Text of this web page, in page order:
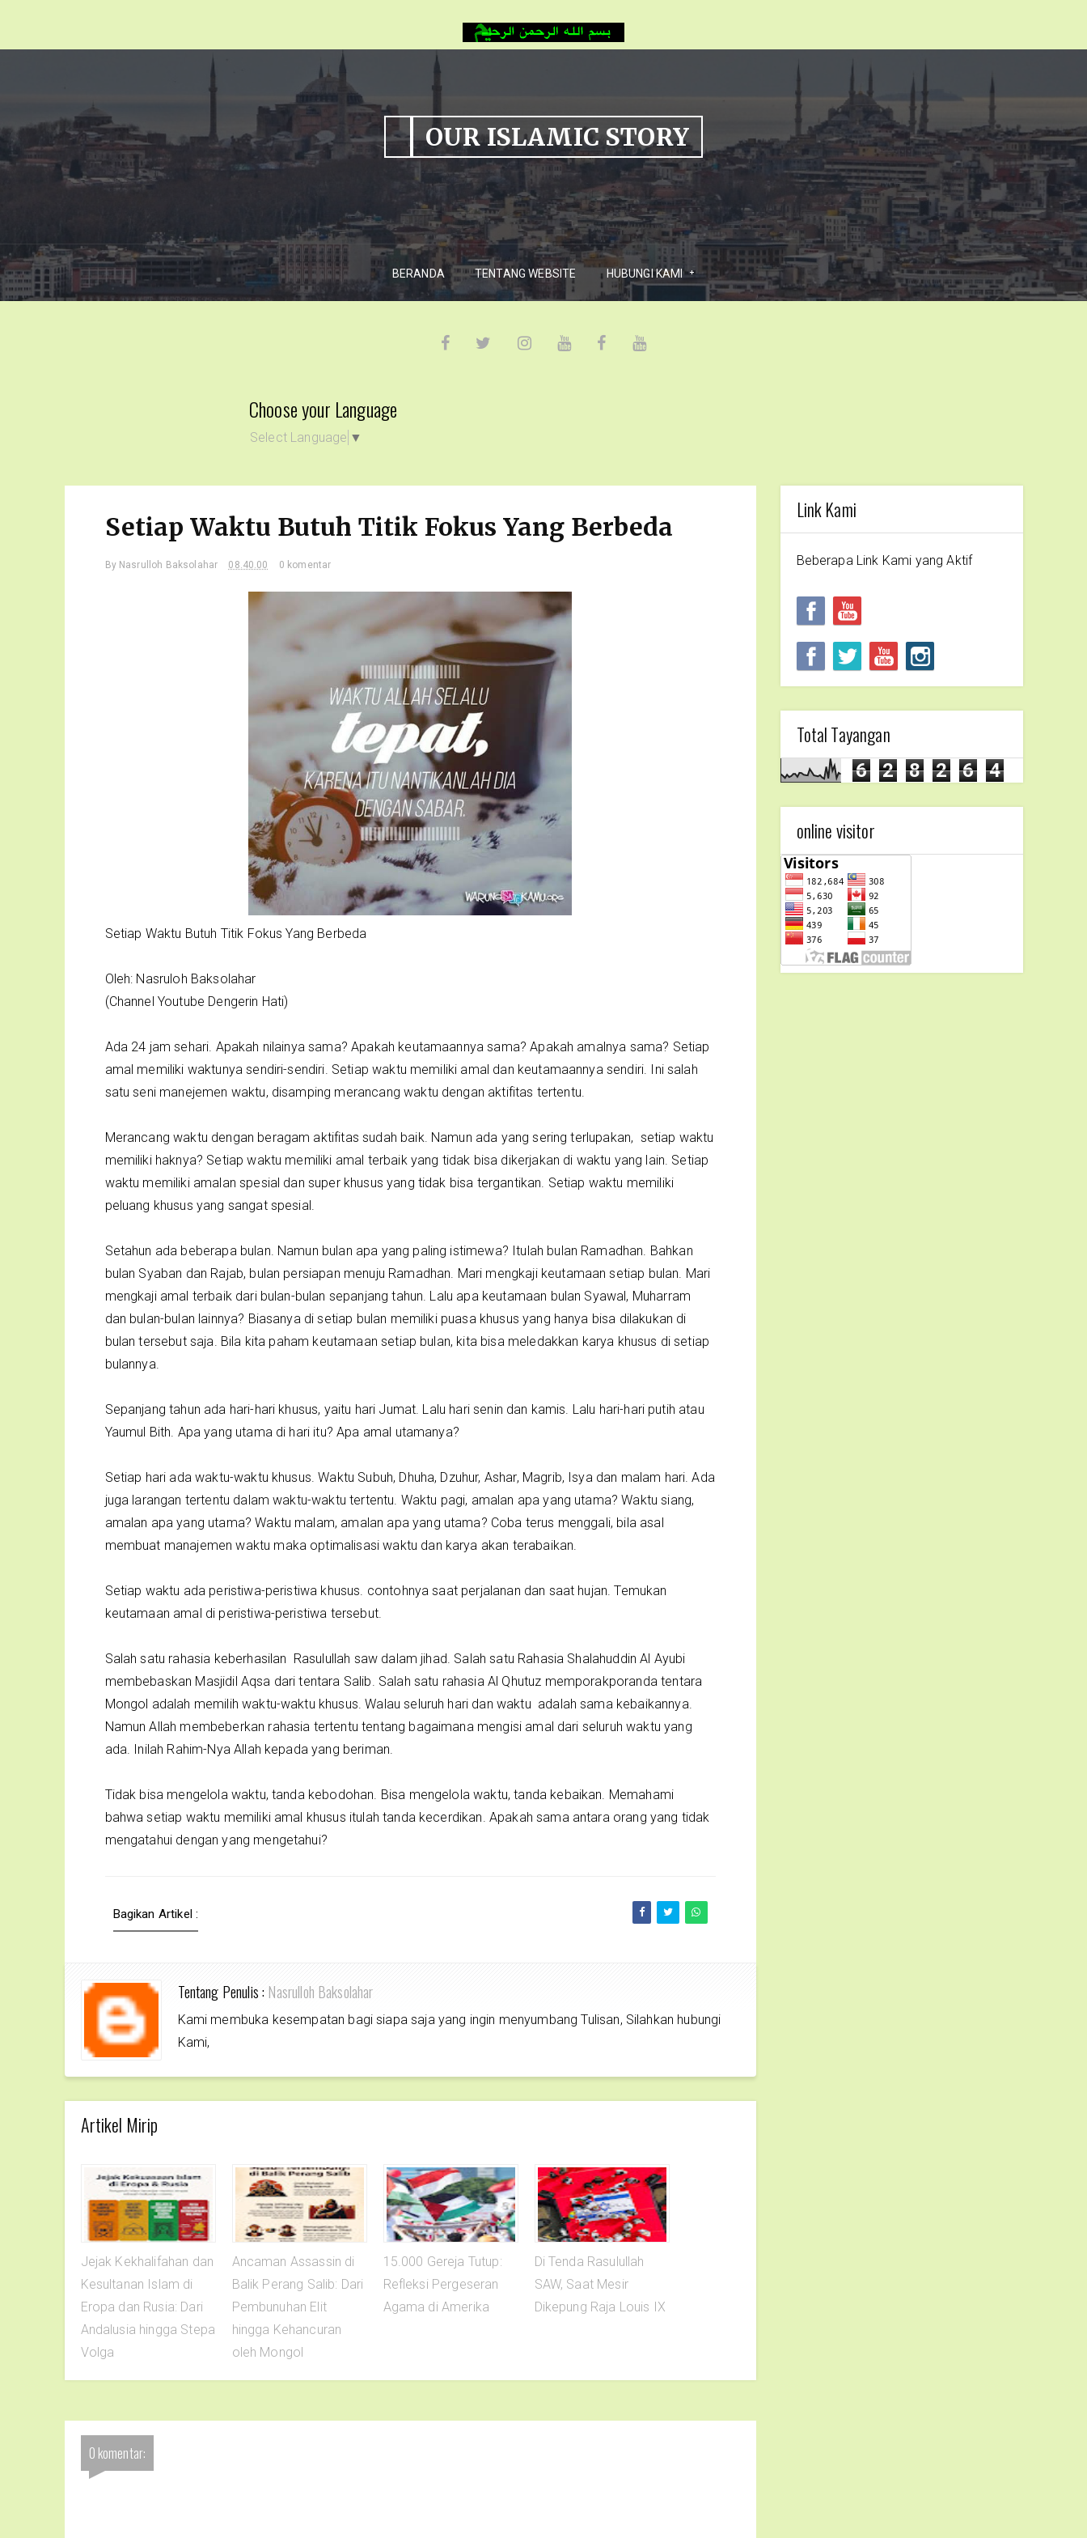
OUR ISLAMIC STORY
BERANDA TENTANG WEBSITE HUBUNGI KAMI
Choose your Language
Select Language ▼
Setiap Waktu Butuh Titik Fokus Yang Berbeda
By Nasrulloh Baksolahar 08.40.00 0 komentar
Setiap Waktu Butuh Titik Fokus Yang Berbeda
Oleh: Nasruloh Baksolahar
(Channel Youtube Dengerin Hati)
Ada 24 jam sehari. Apakah nilainya sama? Apakah keutamaannya sama? Apakah amalnya sama? Setiap
amal memiliki waktunya sendiri-sendiri. Setiap waktu memiliki amal dan keutamaannya sendiri. Ini salah
satu seni manejemen waktu, disamping merancang waktu dengan aktifitas tertentu.
Merancang waktu dengan beragam aktifitas sudah baik. Namun ada yang sering terlupakan, setiap waktu
memiliki haknya? Setiap waktu memiliki amal terbaik yang tidak bisa dikerjakan di waktu yang lain. Setiap
waktu memiliki amalan spesial dan super khusus yang tidak bisa tergantikan. Setiap waktu memiliki
peluang khusus yang sangat spesial.
Setahun ada beberapa bulan. Namun bulan apa yang paling istimewa? Itulah bulan Ramadhan. Bahkan
bulan Syaban dan Rajab, bulan persiapan menuju Ramadhan. Mari mengkaji keutamaan setiap bulan. Mari
mengkaji amal terbaik dari bulan-bulan sepanjang tahun. Lalu apa keutamaan bulan Syawal, Muharram
dan bulan-bulan lainnya? Biasanya di setiap bulan memiliki puasa khusus yang hanya bisa dilakukan di
bulan tersebut saja. Bila kita paham keutamaan setiap bulan, kita bisa meledakkan karya khusus di setiap
bulannya.
Sepanjang tahun ada hari-hari khusus, yaitu hari Jumat. Lalu hari senin dan kamis. Lalu hari-hari putih atau
Yaumul Bith. Apa yang utama di hari itu? Apa amal utamanya?
Setiap hari ada waktu-waktu khusus. Waktu Subuh, Dhuha, Dzuhur, Ashar, Magrib, Isya dan malam hari. Ada
juga larangan tertentu dalam waktu-waktu tertentu. Waktu pagi, amalan apa yang utama? Waktu siang,
amalan apa yang utama? Waktu malam, amalan apa yang utama? Coba terus menggali, bila asal
membuat manajemen waktu maka optimalisasi waktu dan karya akan terabaikan.
Setiap waktu ada peristiwa-peristiwa khusus. contohnya saat perjalanan dan saat hujan. Temukan
keutamaan amal di peristiwa-peristiwa tersebut.
Salah satu rahasia keberhasilan Rasulullah saw dalam jihad. Salah satu Rahasia Shalahuddin Al Ayubi
membebaskan Masjidil Aqsa dari tentara Salib. Salah satu rahasia Al Qhutuz memporakporanda tentara
Mongol adalah memilih waktu-waktu khusus. Walau seluruh hari dan waktu adalah sama kebaikannya.
Namun Allah membeberkan rahasia tertentu tentang bagaimana mengisi amal dari seluruh waktu yang
ada. Inilah Rahim-Nya Allah kepada yang beriman.
Tidak bisa mengelola waktu, tanda kebodohan. Bisa mengelola waktu, tanda kebaikan. Memahami
bahwa setiap waktu memiliki amal khusus itulah tanda kecerdikan. Apakah sama antara orang yang tidak
mengatahui dengan yang mengetahui?
Bagikan Artikel :
Tentang Penulis : Nasrulloh Baksolahar
Kami membuka kesempatan bagi siapa saja yang ingin menyumbang Tulisan, Silahkan hubungi
Kami,
Artikel Mirip
Jejak Kekhalifahan dan
Kesultanan Islam di
Eropa dan Rusia: Dari
Andalusia hingga Stepa
Volga
Ancaman Assassin di
Balik Perang Salib: Dari
Pembunuhan Elit
hingga Kehancuran
oleh Mongol
15.000 Gereja Tutup:
Refleksi Pergeseran
Agama di Amerika
Di Tenda Rasulullah
SAW, Saat Mesir
Dikepung Raja Louis IX
0 komentar:
Link Kami
Beberapa Link Kami yang Aktif
Total Tayangan
6 2 8 2 6 4
online visitor